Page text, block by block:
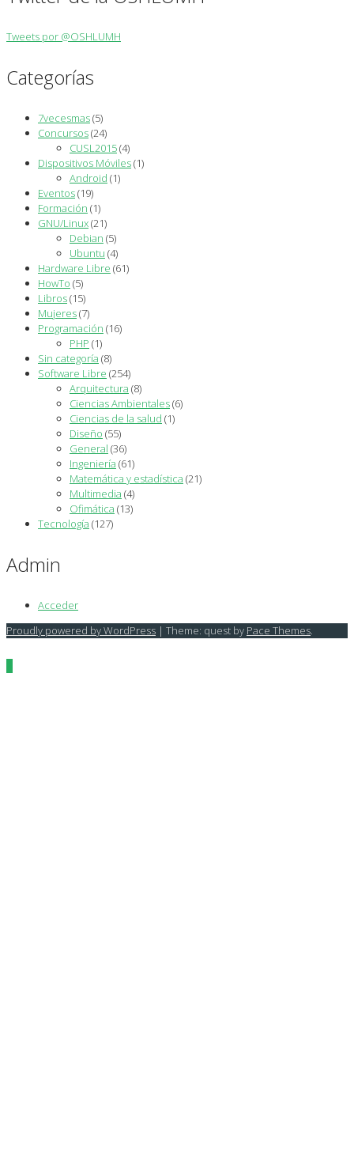
Tweets por @OSHLUMH
Categorías
7vecesmas(5)
Concursos(24)
CUSL2015(4)
Dispositivos Móviles(1)
Android (1)
Eventos(19)
Formación (1)
GNU/Linux(21)
Debian (5)
Ubuntu (4)
Hardware Libre (61)
HowTo (5)
Libros(15)
Mujeres(7)
Programación (16)
PHP (1)
Sin categoría (8)
Software Libre (254)
Arquitectura (8)
Ciencias Ambientales(6)
Ciencias de la salud (1)
Diseño (55)
General (36)
Ingeniería (61)
Matemática y estadística (21)
Multimedia (4)
Ofimática (13)
Tecnología (127)
Admin
Acceder
Proudly powered by WordPress | Theme: quest by Pace Themes.